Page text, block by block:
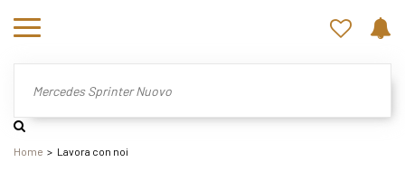
Home Lavora con noi